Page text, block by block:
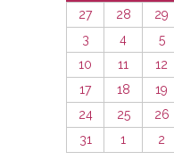
27 28 29
3
4 5
10
11 12
17
18 19
24
25 26
31
1 2